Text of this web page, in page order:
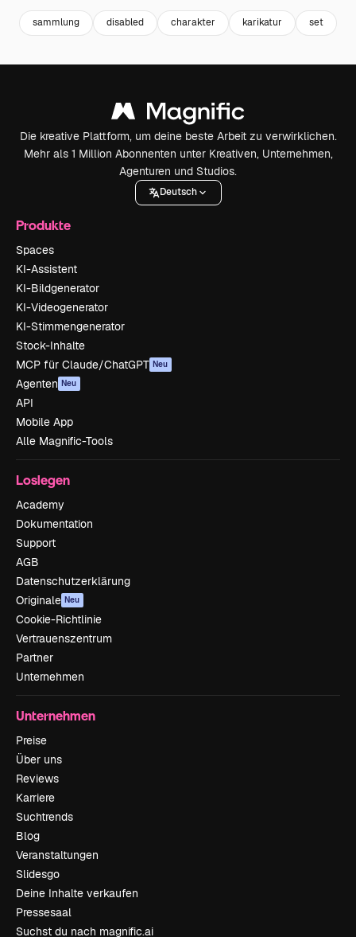
sammlung disabled charakter karikatur set
Die kreative Plattform, um deine beste Arbeit zu verwirklichen.
Mehr als 1 Million Abonnenten unter Kreativen, Unternehmen,
Agenturen und Studios.
Deutsch
Produkte
Spaces
KI-Assistent
KI-Bildgenerator
KI-Videogenerator
KI-Stimmengenerator
Stock-Inhalte
MCP für Claude/ChatGPT Neu
Agenten Neu
API
Mobile App
Alle Magnific-Tools
Loslegen
Academy
Dokumentation
Support
AGB
Datenschutzerklärung
Originale Neu
Cookie-Richtlinie
Vertrauenszentrum
Partner
Unternehmen
Unternehmen
Preise
Über uns
Reviews
Karriere
Suchtrends
Blog
Veranstaltungen
Slidesgo
Deine Inhalte verkaufen
Pressesaal
Suchst du nach magnific.ai